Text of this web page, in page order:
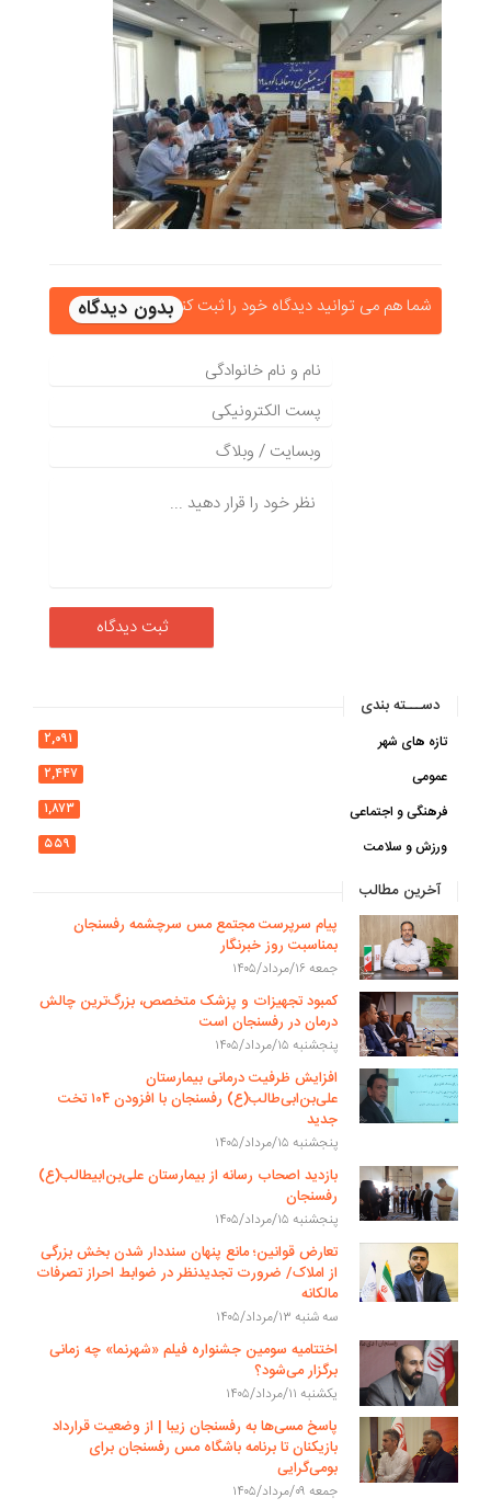
شما هم می توانید دیدگاه خود را ثبت کنید
دســـته بندی
تازه های شهر
۲,۰۹۱
عمومی
۲,۴۴۷
فرهنگی و اجتماعی
۱,۸۷۳
ورزش و سلامت
۵۵۹
آخرین مطالب
پیام سرپرست مجتمع مس سرچشمه رفسنجان
بمناسبت روز خبرنگار
جمعه ۱۶/مرداد/۱۴۰۵
کمبود تجهیزات و پزشک متخصص، بزرگ‌ترین چالش
درمان در رفسنجان است
پنجشنبه ۱۵/مرداد/۱۴۰۵
افزایش ظرفیت درمانی بیمارستان
علی‌بن‌ابی‌طالب(ع) رفسنجان با افزودن ۱۰۴ تخت
جدید
پنجشنبه ۱۵/مرداد/۱۴۰۵
بازدید اصحاب رسانه از بیمارستان علی‌بن‌ابیطالب(ع)
رفسنجان
پنجشنبه ۱۵/مرداد/۱۴۰۵
تعارض قوانین؛ مانع پنهان سنددار شدن بخش بزرگی
از املاک/ ضرورت تجدیدنظر در ضوابط احراز تصرفات
مالکانه
سه شنبه ۱۳/مرداد/۱۴۰۵
اختتامیه سومین جشنواره فیلم «شهرنما» چه زمانی
برگزار می‌شود؟
یکشنبه ۱۱/مرداد/۱۴۰۵
پاسخ مسی‌ها به رفسنجان زیبا | از وضعیت قرارداد
بازیکنان تا برنامه باشگاه مس رفسنجان برای
بومی‌گرایی
جمعه ۰۹/مرداد/۱۴۰۵